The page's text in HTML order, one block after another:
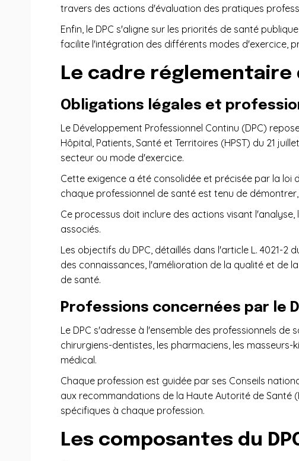
travers des actions d'évaluation des pratiques
Enfin, le DPC s'aligne sur les priorités de santé
facilite l'intégration des différents modes d'exercice,
Le cadre réglementaire
Obligations légales et
Le Développement Professionnel Continu (DPC)
Hôpital, Patients, Santé et Territoires (HPST) du 21
secteur ou mode d'exercice.
Cette exigence a été consolidée et précisée par la loi
chaque professionnel de santé est tenu de
Ce processus doit inclure des actions visant
associés.
Les objectifs du DPC, détaillés dans l'article L. 4021-
des connaissances, l'amélioration de la qualité et de
de santé.
Professions concernées par le
Le DPC s'adresse à l'ensemble des professionnels de
chirurgiens-dentistes, les pharmaciens, les
médical.
Chaque profession est guidée par ses Conseils
aux recommandations de la Haute Autorité de Santé
spécifiques à chaque profession.
Les composantes du